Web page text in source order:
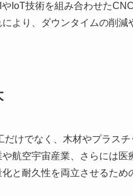
IoT技術を組み合わせた
より、ダウンタイムの削減
けでなく、木材やプラス
航空宇宙産業、さらには
と耐久性を両立させるた